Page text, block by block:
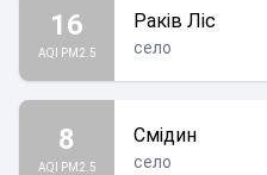
16
AQI PM2.5
Раків Ліс
село
8
AQI PM2.5
Смідин
село